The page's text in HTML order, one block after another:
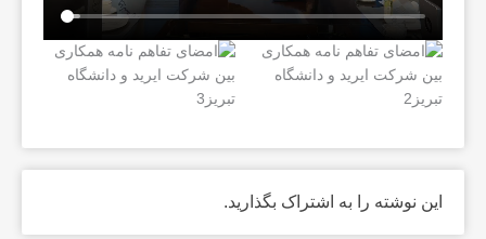
این نوشته را به اشتراک بگذارید.